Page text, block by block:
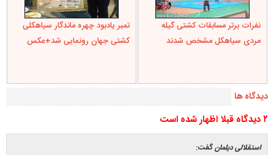
نفرات برتر مسابقات کشتی گیله
مردی سیاهکل مشخص شدند
تمبر یادبود چهره ماندگار سیاهکلی
کشتی جهان رونمایی شد+عکس
دیدگاه ها
۲ ديدگاه قبلا اظهار شده است
استقلالی دیلمانگفت: